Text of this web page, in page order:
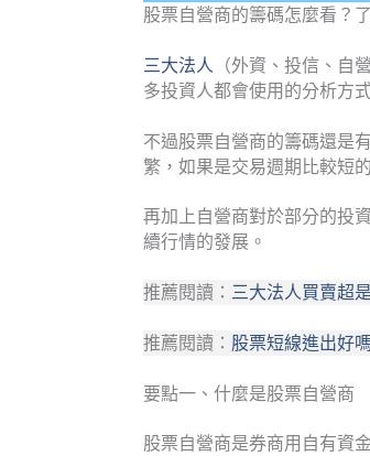
股票自營商的籌碼怎麼看？
三大法人 （外資、投信、自
多投資人都會使用的分析方
不過股票自營商的籌碼還是
繁，如果是交易週期比較短
再加上自營商對於部分的投
續行情的發展。
推薦閱讀： 三大法人買賣超
推薦閱讀： 股票短線進出好
要點一、什麼是股票自營商
股票自營商是券商用自有資